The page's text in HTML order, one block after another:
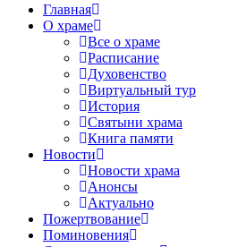
Главная
О храме
Все о храме
Расписание
Духовенство
Виртуальный тур
История
Святыни храма
Книга памяти
Новости
Новости храма
Анонсы
Актуально
Пожертвование
Поминовения